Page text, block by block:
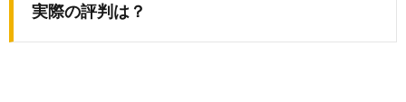
実際の評判は？